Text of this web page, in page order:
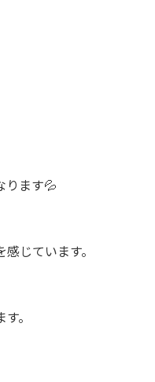
ります💦
じています。
。